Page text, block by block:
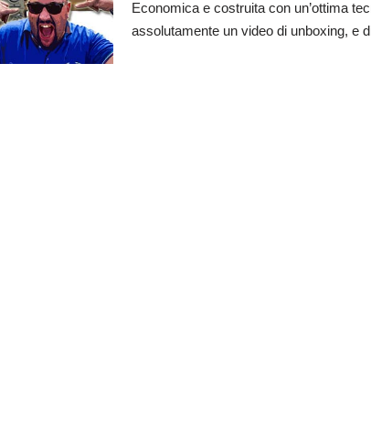
Economica e costruita con un’ottima
assolutamente un video di unboxing, e